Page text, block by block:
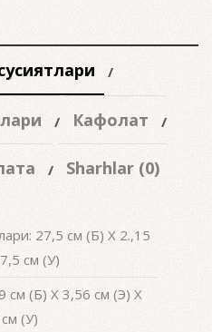
Кафолат
Sharhlar (0)
27,5 см (Б) X 2.,15
см (У)
см (Б) X 3,56 см (Э) X
(У)